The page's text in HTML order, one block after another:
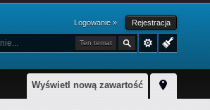
Logowanie » Rejestracja
Ten temat
Wyświetl nową zawartość